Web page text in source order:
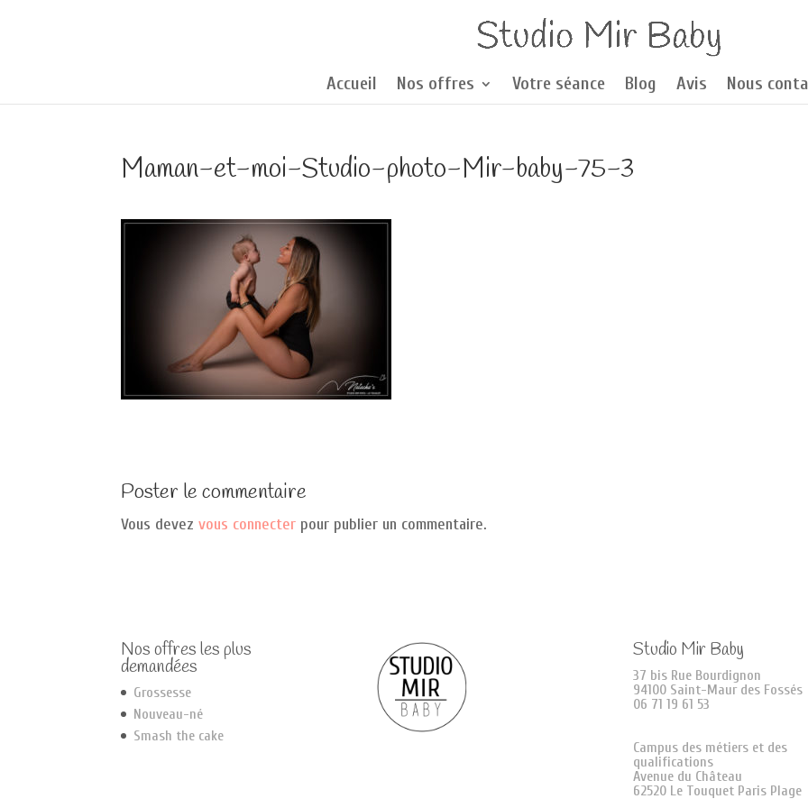
Accueil Nos offres Votre séance Blog Avis Nous
Maman-et-moi-Studio-photo-Mir-baby-75-3
Poster le commentaire
Vous devezvous connecter pour publier un commentaire.
Nos offres les plus
demandées
Grossesse
Nouveau-né
Smash the cake
Studio Mir Baby
37 bis Rue Bourdignon
94100 Saint-Maur des Fossés
06 71 19 61 53
Campus des métiers et des
qualifications
Avenue du Château
62520 Le Touquet Paris Plage